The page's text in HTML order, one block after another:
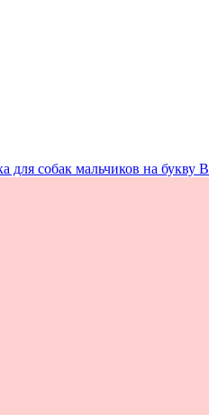
для собак мальчиков на букву В